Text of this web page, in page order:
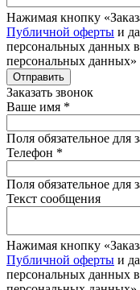
Нажимая кнопку
Публичной оферты и
персональных данных
персональных данных»
Отправить
Заказать звонок
Ваше имя *
Поля обязательное для
Телефон *
Поля обязательное для
Текст сообщения
Нажимая кнопку
Публичной оферты и
персональных данных